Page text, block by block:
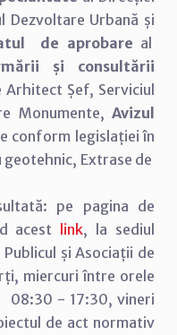
Dezvoltare Urbană și
de aprobare al
și consultării
Arhitect Șef, Serviciul
Monumente, Avizul
conform legislației în
Extrase de
pe pagina de
acest link, la sediul
și Asociații de
miercuri între orele
08:30 - 17:30, vineri
de act normativ